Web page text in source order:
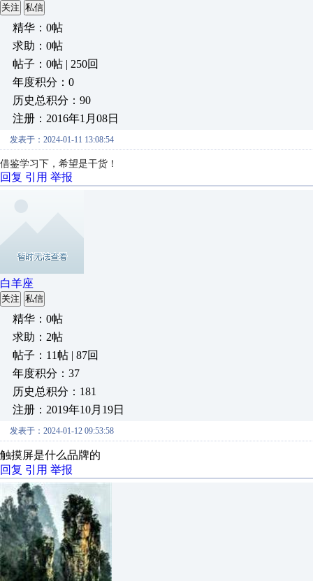
关注 私信
精华：0帖
求助：0帖
帖子：0帖 | 250回
年度积分：0
历史总积分：90
注册：2016年1月08日
发表于：2024-01-11 13:08:54
借鉴学习下，希望是干货！
回复 引用 举报
白羊座
关注 私信
精华：0帖
求助：2帖
帖子：11帖 | 87回
年度积分：37
历史总积分：181
注册：2019年10月19日
发表于：2024-01-12 09:53:58
触摸屏是什么品牌的
回复 引用 举报